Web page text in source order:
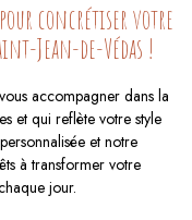
concrétiser votre
Jean-de-Védas !
accompagner dans la
et qui reflète votre style
et notre
à transformer votre
jour.